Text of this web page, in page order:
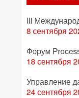
III
8 сентября
Форум
18 сентября
Управление
24 сентября